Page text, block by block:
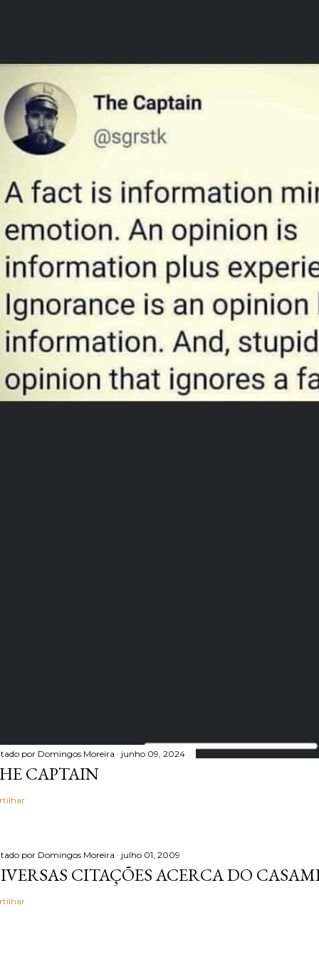
por Domingos Moreira junho 09, 2024
CAPTAIN
por Domingos Moreira julho 01, 2009
CITAÇÕES ACERCA DO